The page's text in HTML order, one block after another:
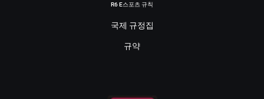
R6 E스포츠 규칙
국제 규정집
규약